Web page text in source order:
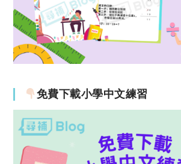
免費下載小學中文練習